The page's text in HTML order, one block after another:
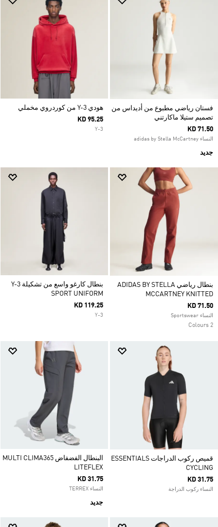
فستان رياضي مطبوع من أديداس من
تصميم ستيلا ماكارتني
KD 71.50
النساء adidas by Stella McCartney
جديد
هودي Y-3 من كوردروي مخملي
KD 95.25
Y-3
بنطال رياضي ADIDAS BY STELLA
MCCARTNEY KNITTED
KD 71.50
النساء Sportswear
2 Colours
بنطال كارغو واسع من تشكيلة Y-3
SPORT UNIFORM
KD 119.25
Y-3
قميص ركوب الدراجات ESSENTIALS
CYCLING
KD 31.75
النساء ركوب الدراجة
البنطال الفضفاض MULTI CLIMA365
LITEFLEX
KD 31.75
النساء TERREX
جديد